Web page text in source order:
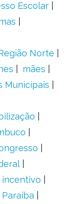
Escolar
Norte
mães
Municipais
incentivo
Paraíba